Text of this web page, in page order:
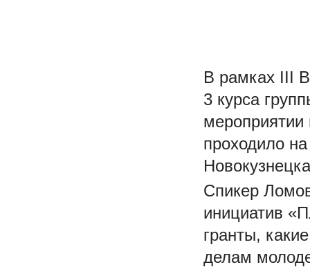
В рамках III
3 курса
мероприятии
проходило
Спикер
инициатив
гранты,
делам